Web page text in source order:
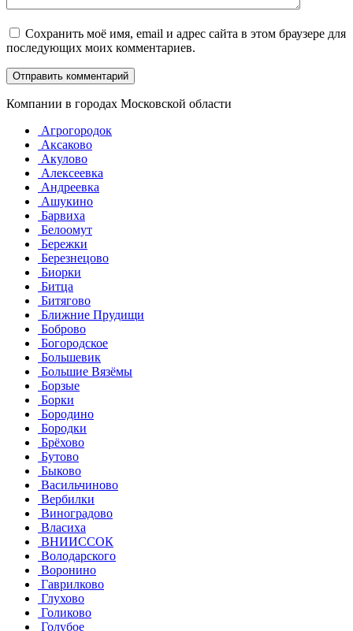
Сохранить моё имя, email и адрес сайта в этом браузере для
последующих моих комментариев.
Компании в городах Московской области
Агрогородок
Аксаково
Акулово
Алексеевка
Андреевка
Ашукино
Барвиха
Белоомут
Бережки
Березнецово
Биорки
Битца
Битягово
Ближние Прудищи
Боброво
Богородское
Большевик
Большие Вязёмы
Борзые
Борки
Бородино
Бородки
Брёхово
Бутово
Быково
Васильчиново
Вербилки
Виноградово
Власиха
ВНИИССОК
Володарского
Воронино
Гаврилково
Глухово
Голиково
Голубое